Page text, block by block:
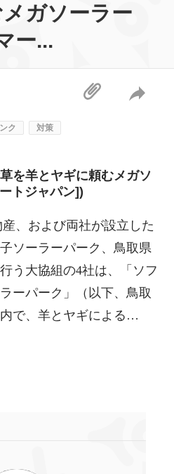
ガソーラー
ー...
ク 対策
を羊とヤギに頼むメガソ
トジャパン])
、および両社が設立した
ソーラーパーク、鳥取県
う大協組の4社は、「ソフ
ーパーク」（以下、鳥取
で、羊とヤギによる…